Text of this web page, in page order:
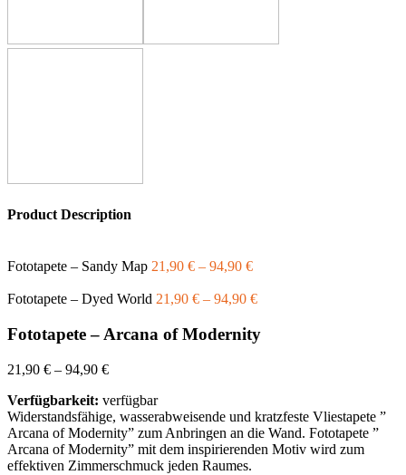
Product Description
Fototapete – Sandy Map 21,90 € – 94,90 €
Fototapete – Dyed World 21,90 € – 94,90 €
Fototapete – Arcana of Modernity
21,90 € – 94,90 €
Verfügbarkeit: verfügbar
Widerstandsfähige, wasserabweisende und kratzfeste Vliestapete ”
Arcana of Modernity” zum Anbringen an die Wand. Fototapete ”
Arcana of Modernity” mit dem inspirierenden Motiv wird zum
effektiven Zimmerschmuck jeden Raumes.